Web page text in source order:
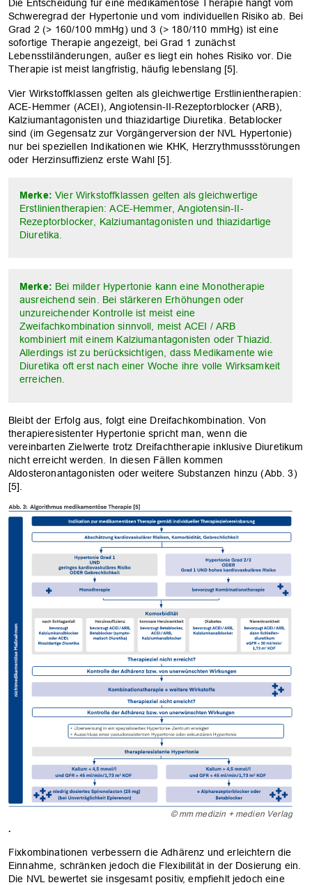
Die Entscheidung für eine medikamentöse Therapie hängt vom
Schweregrad der Hypertonie und vom individuellen Risiko ab. Bei
Grad 2 (> 160/100 mmHg) und 3 (> 180/110 mmHg) ist eine
sofortige Therapie angezeigt, bei Grad 1 zunächst
Lebensstiländerungen, außer es liegt ein hohes Risiko vor. Die
Therapie ist meist langfristig, häufig lebenslang [5].
Vier Wirkstoffklassen gelten als gleichwertige Erstlinientherapien:
ACE-Hemmer (ACEI), Angiotensin-II-Rezeptorblocker (ARB),
Kalziumantagonisten und thiazidartige Diuretika. Betablocker
sind (im Gegensatz zur Vorgängerversion der NVL Hypertonie)
nur bei speziellen Indikationen wie KHK, Herzrythmussstörungen
oder Herzinsuffizienz erste Wahl [5].
Merke: Vier Wirkstoffklassen gelten als gleichwertige
Erstlinientherapien: ACE-Hemmer, Angiotensin-II-
Rezeptorblocker, Kalziumantagonisten und thiazidartige
Diuretika.
Merke: Bei milder Hypertonie kann eine Monotherapie
ausreichend sein. Bei stärkeren Erhöhungen oder
unzureichender Kontrolle ist meist eine
Zweifachkombination sinnvoll, meist ACEI / ARB
kombiniert mit einem Kalziumantagonisten oder Thiazid.
Allerdings ist zu berücksichtigen, dass Medikamente wie
Diuretika oft erst nach einer Woche ihre volle Wirksamkeit
erreichen.
Bleibt der Erfolg aus, folgt eine Dreifachkombination. Von
therapieresistenter Hypertonie spricht man, wenn die
vereinbarten Zielwerte trotz Dreifachtherapie inklusive Diuretikum
nicht erreicht werden. In diesen Fällen kommen
Aldosteronantagonisten oder weitere Substanzen hinzu (Abb. 3)
[5].
© mm medizin + medien Verlag
.
Fixkombinationen verbessern die Adhärenz und erleichtern die
Einnahme, schränken jedoch die Flexibilität in der Dosierung ein.
Die NVL bewertet sie insgesamt positiv, empfiehlt jedoch eine